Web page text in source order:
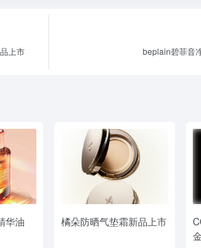
上市 beplain碧菲音
华油
橘朵防晒气垫霜新品上市